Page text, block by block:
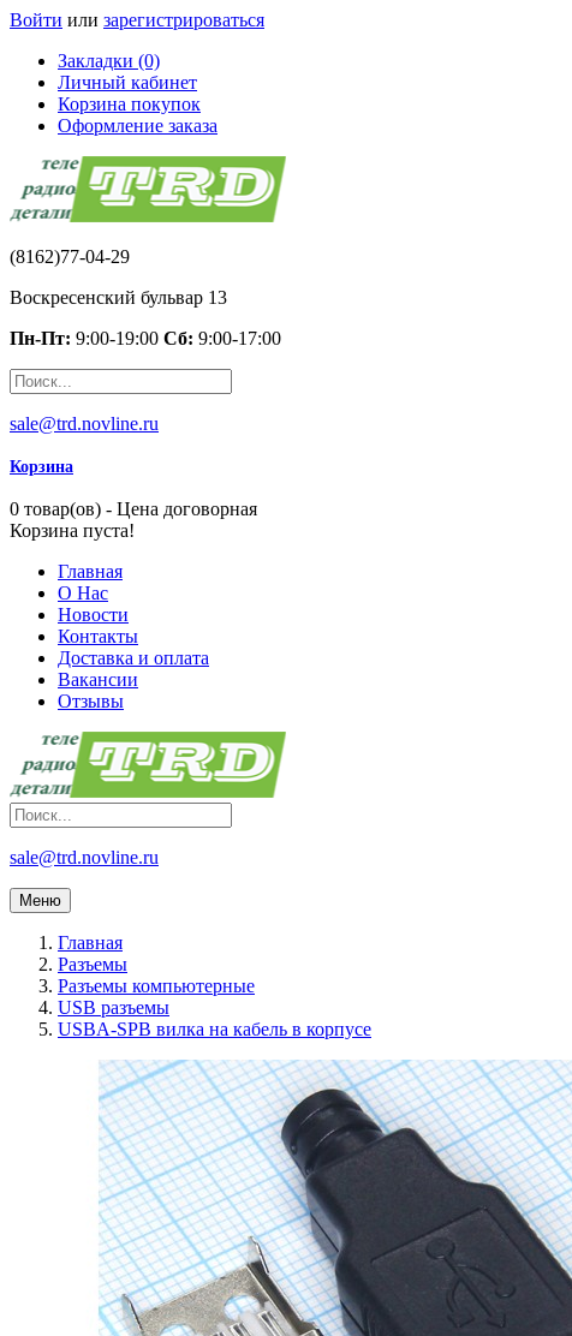
Войти или зарегистрироваться
Закладки (0)
Личный кабинет
Корзина покупок
Оформление заказа
(8162)77-04-29
Воскресенский бульвар 13
Пн-Пт: 9:00-19:00 Сб: 9:00-17:00
sale@trd.novline.ru
Корзина
0 товар(ов) - Цена договорная
Корзина пуста!
Главная
О Нас
Новости
Контакты
Доставка и оплата
Вакансии
Отзывы
sale@trd.novline.ru
Меню
Главная
Разъемы
Разъемы компьютерные
USB разъемы
USBA-SPB вилка на кабель в корпусе